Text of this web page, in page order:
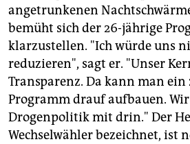
angetrunkenen
bemüht sich der 26-jährige
klarzustellen. "Ich würde uns
reduzieren", sagt er. "Unser
Transparenz. Da kann man
Programm drauf aufbauen.
Drogenpolitik mit drin." Der
Wechselwähler bezeichnet, ist